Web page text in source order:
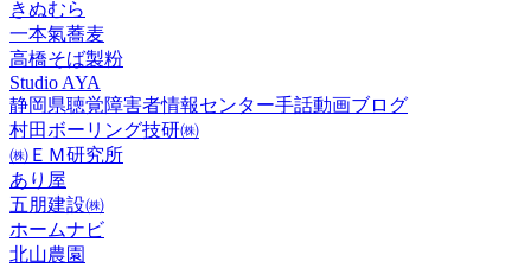
きぬむら
一本氣蕎麦
高橋そば製粉
Studio AYA
静岡県聴覚障害者情報センター手話動画ブログ
村田ボーリング技研㈱
㈱ＥＭ研究所
あり屋
五朋建設㈱
ホームナビ
北山農園